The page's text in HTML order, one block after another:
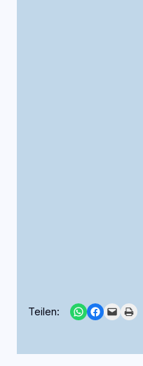
Teilen: Share on WhatsApp
Share on Facebook
Email this PagePrint this Page